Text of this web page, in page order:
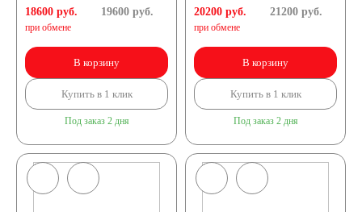
Бытовые
аккумуляторы
Детские
электромобили
18600 руб.
при обмене
19600руб.
В корзину
Купить в 1 клик
Под заказ 2 дня
20200 руб.
при обмене
21200руб.
В корзину
Купить в 1 клик
Под заказ 2 дня